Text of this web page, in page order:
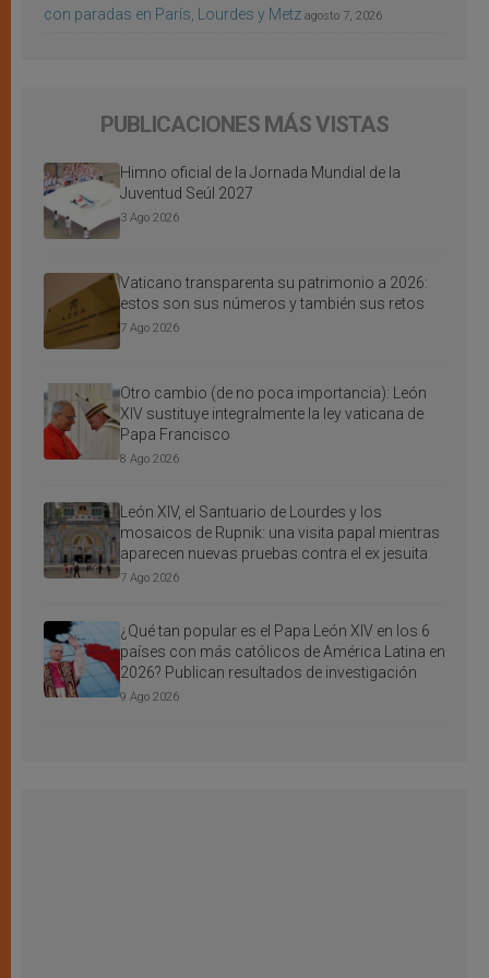
con paradas en París, Lourdes y Metz agosto 7, 2026
PUBLICACIONES MÁS VISTAS
Himno oficial de la Jornada Mundial de la
Juventud Seúl 2027
3 Ago 2026
Vaticano transparenta su patrimonio a 2026:
estos son sus números y también sus retos
7 Ago 2026
Otro cambio (de no poca importancia): León
XIV sustituye integralmente la ley vaticana de
Papa Francisco
8 Ago 2026
León XIV, el Santuario de Lourdes y los
mosaicos de Rupnik: una visita papal mientras
aparecen nuevas pruebas contra el ex jesuita
7 Ago 2026
¿Qué tan popular es el Papa León XIV en los 6
países con más católicos de América Latina en
2026? Publican resultados de investigación
9 Ago 2026